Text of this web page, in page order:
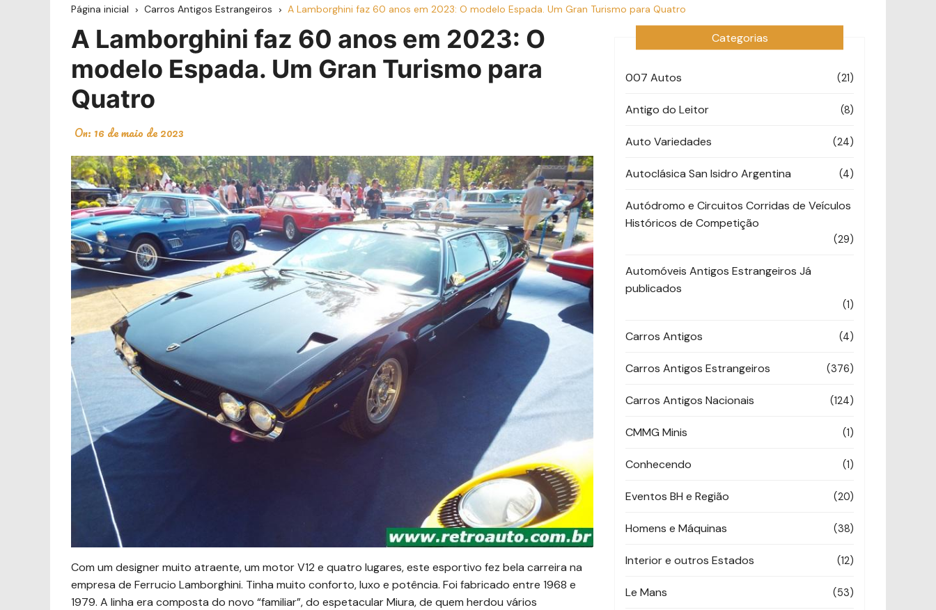
Página inicial Carros Antigos Estrangeiros A Lamborghini faz 60 anos em 2023: O modelo Espada. Um Gran Turismo para Quatro
A Lamborghini faz 60 anos em 2023: O
modelo Espada. Um Gran Turismo para
Quatro
On: 16 de maio de 2023
Com um designer muito atraente, um motor V12 e quatro lugares, este esportivo fez bela carreira na
empresa de Ferrucio Lamborghini. Tinha muito conforto, luxo e potência. Foi fabricado entre 1968 e
1979. A linha era composta do novo “familiar”, do espetacular Miura, de quem herdou vários
Categorias
007 Autos (21)
Antigo do Leitor (8)
Auto Variedades (24)
Autoclásica San Isidro Argentina (4)
Autódromo e Circuitos Corridas de Veículos
Históricos de Competição
(29)
Automóveis Antigos Estrangeiros Já
publicados
(1)
Carros Antigos (4)
Carros Antigos Estrangeiros (376)
Carros Antigos Nacionais (124)
CMMG Minis (1)
Conhecendo (1)
Eventos BH e Região (20)
Homens e Máquinas (38)
Interior e outros Estados (12)
Le Mans (53)